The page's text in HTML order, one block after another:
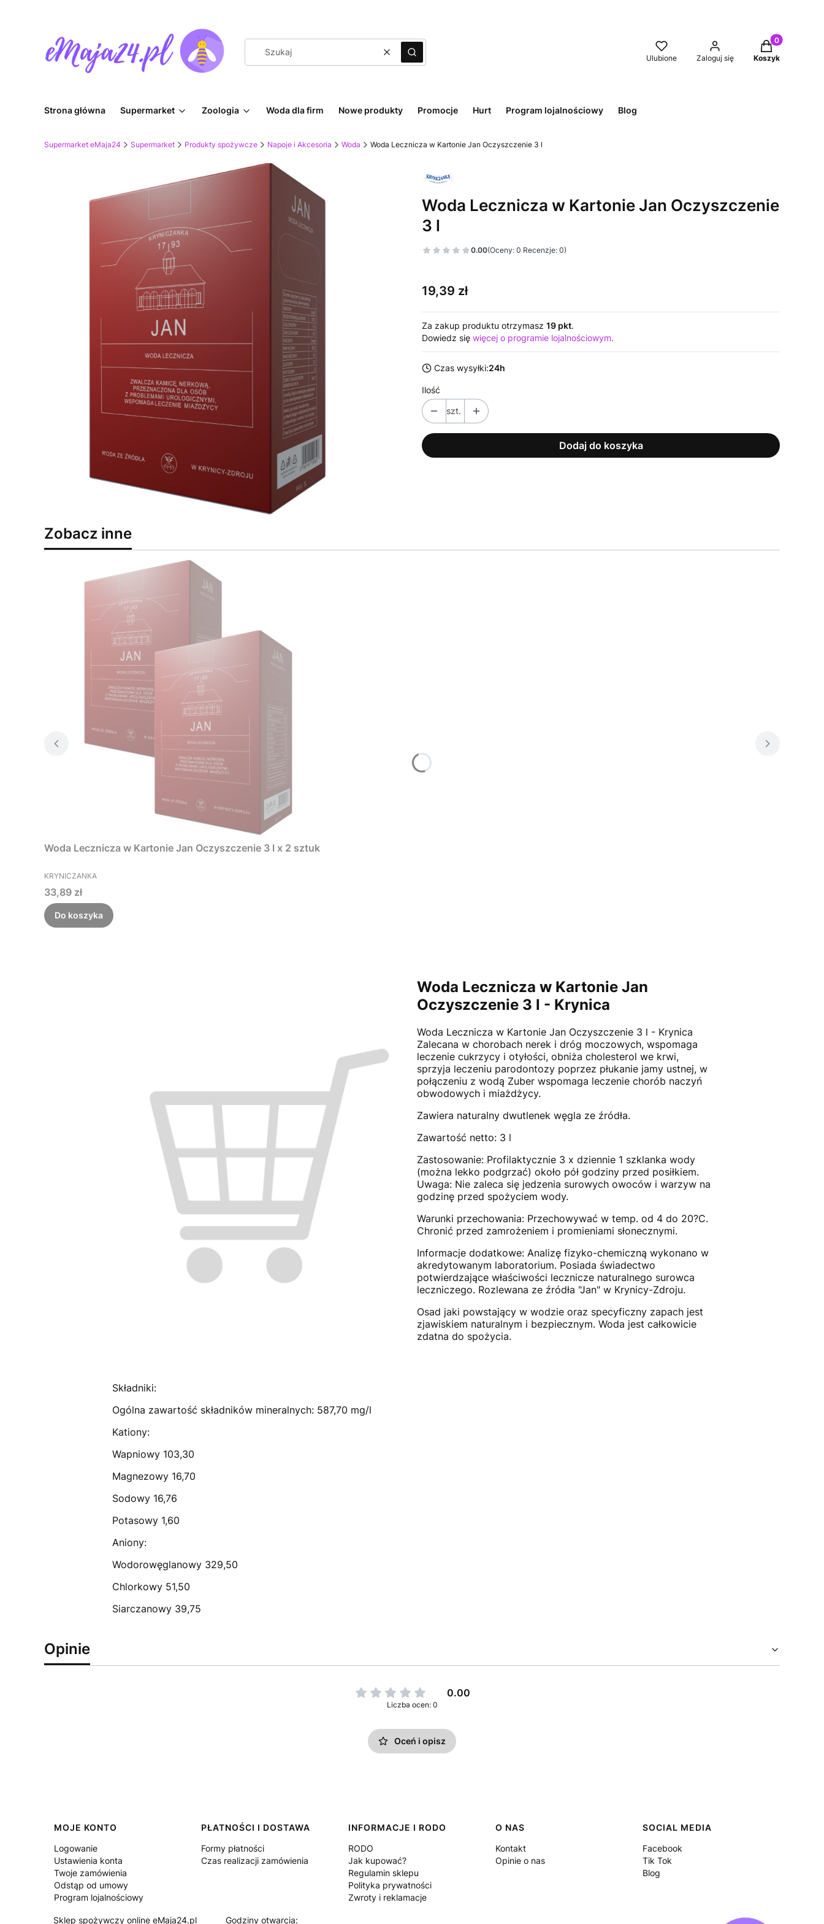
WyczyśćSzukaj Ulubione Zaloguj się
Produkty w
Koszyk
Strona główna Supermarket Zoologia Woda dla firm Nowe produkty Promocje Hurt Program lojalnościowy Blog
Supermarket eMaja24 Supermarket Produkty spożywcze Napoje i Akcesoria Woda Woda Lecznicza w Kartonie Jan Oczyszczenie 3 l
Woda Lecznicza w Kartonie Jan Oczyszczenie
3 l
0.00(Oceny: 0 Recenzje: 0)
Cena
19,39 zł
Za zakup produktu otrzymasz 19 pkt.
Dowiedz się więcej o programie lojalnościowym.
Czas wysyłki:24h
Ilość
szt.
Dodaj do koszyka
Zobacz inne
Woda Lecznicza w Kartonie Jan Oczyszczenie 3 l x 2 sztuk
PRODUCENT
KRYNICZANKA
Cena
33,89 zł
Do koszyka
Woda Lecznicza w Kartonie Jan
Oczyszczenie 3 l - Krynica
Woda Lecznicza w Kartonie Jan Oczyszczenie 3 l - Krynica
Zalecana w chorobach nerek i dróg moczowych, wspomaga
leczenie cukrzycy i otyłości, obniża cholesterol we krwi,
sprzyja leczeniu parodontozy poprzez płukanie jamy ustnej, w
połączeniu z wodą Zuber wspomaga leczenie chorób naczyń
obwodowych i miażdżycy.
Zawiera naturalny dwutlenek węgla ze źródła.
Zawartość netto: 3 l
Zastosowanie: Profilaktycznie 3 x dziennie 1 szklanka wody
(można lekko podgrzać) około pół godziny przed posiłkiem.
Uwaga: Nie zaleca się jedzenia surowych owoców i warzyw na
godzinę przed spożyciem wody.
Warunki przechowania: Przechowywać w temp. od 4 do 20?C.
Chronić przed zamrożeniem i promieniami słonecznymi.
Informacje dodatkowe: Analizę fizyko-chemiczną wykonano w
akredytowanym laboratorium. Posiada świadectwo
potwierdzające właściwości lecznicze naturalnego surowca
leczniczego. Rozlewana ze źródła "Jan" w Krynicy-Zdroju.
Osad jaki powstający w wodzie oraz specyficzny zapach jest
zjawiskiem naturalnym i bezpiecznym. Woda jest całkowicie
zdatna do spożycia.
Składniki:
Ogólna zawartość składników mineralnych: 587,70 mg/l
Kationy:
Wapniowy 103,30
Magnezowy 16,70
Sodowy 16,76
Potasowy 1,60
Aniony:
Wodorowęglanowy 329,50
Chlorkowy 51,50
Siarczanowy 39,75
Opinie
0.00
Liczba ocen: 0
Oceń i opisz
Linki w stopce
MOJE KONTO
Logowanie
Ustawienia konta
Twoje zamówienia
Odstąp od umowy
Program lojalnościowy
PŁATNOŚCI I DOSTAWA
Formy płatności
Czas realizacji zamówienia
INFORMACJE I RODO
RODO
Jak kupować?
Regulamin sklepu
Polityka prywatności
Zwroty i reklamacje
O NAS
Kontakt
Opinie o nas
SOCIAL MEDIA
Facebook
Tik Tok
Blog
Sklep spożywczy online eMaja24.pl Godziny otwarcia: